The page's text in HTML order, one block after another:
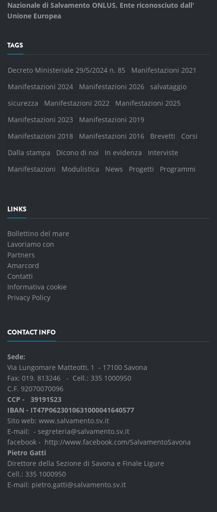
Nazionale di Salvamento ONLUS, Ente riconosciuto dall'
Unione Europea
TAGS
Decreto Ministeriale 29/5/2024 n. 85
Manifestazioni 2021
Manifestazioni 2024
Manifestazioni 2026
salvataggio
sicurezza
Manifestazioni 2022
Manifestazioni 2025
Manifestazioni 2023
Manifestazioni 2019
Manifestazioni 2018
Manifestazioni 2016 Brevetti
Corsi
Dalla stampa
Dicono di noi In evidenza
Interviste
Manifestazioni
Modulistica News Progetti Programmi
LINKS
Bollettino del mare
Lavoriamo con
Partners
Amarcord
Contatti
Informativa cookie
Privacy Policy
CONTACT INFO
Sede:
Via Lungomare Matteotti, 1 - 17100 Savona
Fax: 019. 813246 - Cell.: 335 1000950
C.F. 92070070096
CCP - 39191523
IBAN - IT47P0623010631000041640577
Sito web: www.salvamento.sv.it
E-mail: - segreteria@salvamento.sv.it
facebook - http://www.facebook.com/SalvamentoSavona
Pietro Gatti
Direttore della Sezione di Savona e Finale Ligure
Cell.: 335 1000950
E-mail: pietro.gatti@salvamento.sv.it